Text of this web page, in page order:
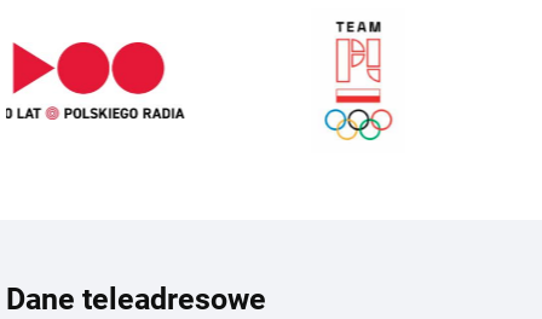
Dane teleadresowe